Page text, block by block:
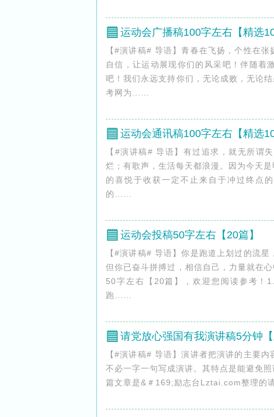
运动会广播稿100字左右【精选10
【#演讲稿# 导语】青春在飞扬，个性在
自信，让运动展现你们的风采吧！伴随着
吧！我们永远支持你们，无论成败，无论
考网为......
运动会通讯稿100字左右【精选10
【#演讲稿# 导语】有过追求，就无所谓
烂；有歌声，生活每天都浪漫。因为今天
的喜悦于收获一定不止来自于冲过终点
的......
运动会投稿50字左右【20篇】
【#演讲稿# 导语】你是跑道上划过的流
但你已奋斗拼搏过，相信自己，力量就在
50字左右【20篇】，欢迎您阅读参考
跑......
请党放心强国有我演讲稿5分钟【
【#演讲稿# 导语】演讲者把演讲的主要
不必一字一句写成演讲。其特点是能避免
篇文章是&＃169;励志台Lztai.com整理的